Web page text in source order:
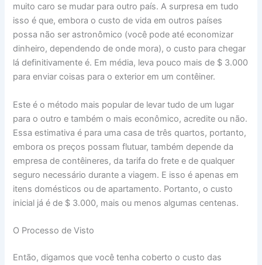
muito caro se mudar para outro país. A surpresa em tudo
isso é que, embora o custo de vida em outros países
possa não ser astronômico (você pode até economizar
dinheiro, dependendo de onde mora), o custo para chegar
lá definitivamente é. Em média, leva pouco mais de $ 3.000
para enviar coisas para o exterior em um contêiner.
Este é o método mais popular de levar tudo de um lugar
para o outro e também o mais econômico, acredite ou não.
Essa estimativa é para uma casa de três quartos, portanto,
embora os preços possam flutuar, também depende da
empresa de contêineres, da tarifa do frete e de qualquer
seguro necessário durante a viagem. E isso é apenas em
itens domésticos ou de apartamento. Portanto, o custo
inicial já é de $ 3.000, mais ou menos algumas centenas.
O Processo de Visto
Então, digamos que você tenha coberto o custo das